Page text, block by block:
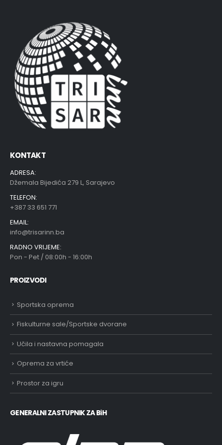
KONTAKT
ADRESA:
Džemala Bijedića 279 L, Sarajevo
TELEFON:
+387 33 651 771
EMAIL:
info@trisarinn.ba
RADNO VRIJEME:
Pon - Pet / 08:00h - 16:00h
PROIZVODI
Sportska oprema
Fiskulturne sale/Sportske dvorane
Učila i nastavna pomagala
Oprema za vrtiće
Prostor za igru
GENERALNI ZASTUPNIK ZA BiH